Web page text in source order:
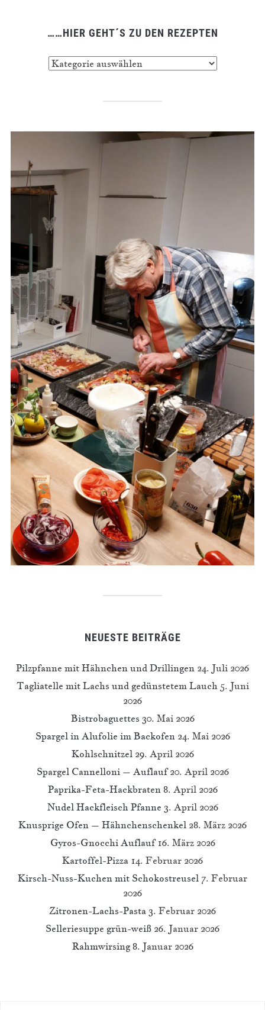
……HIER GEHT´S ZU DEN REZEPTEN
NEUESTE BEITRÄGE
Pilzpfanne mit Hähnchen und Drillingen 24. Juli 2026
Tagliatelle mit Lachs und gedünstetem Lauch 5. Juni
2026
Bistrobaguettes 30. Mai 2026
Spargel in Alufolie im Backofen 24. Mai 2026
Kohlschnitzel 29. April 2026
Spargel Cannelloni – Auflauf 20. April 2026
Paprika-Feta-Hackbraten 8. April 2026
Nudel Hackfleisch Pfanne 3. April 2026
Knusprige Ofen – Hähnchenschenkel 28. März 2026
Gyros-Gnocchi Auflauf 16. März 2026
Kartoffel-Pizza 14. Februar 2026
Kirsch-Nuss-Kuchen mit Schokostreusel 7. Februar
2026
Zitronen-Lachs-Pasta 3. Februar 2026
Selleriesuppe grün-weiß 26. Januar 2026
Rahmwirsing 8. Januar 2026